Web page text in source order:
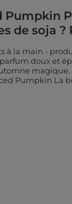
Pumpkin
de soja ?
à la main -
doux et
magique.
Pumpkin La